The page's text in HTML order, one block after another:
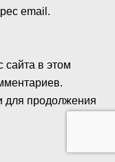
email.
сайта в этом
для продолжения